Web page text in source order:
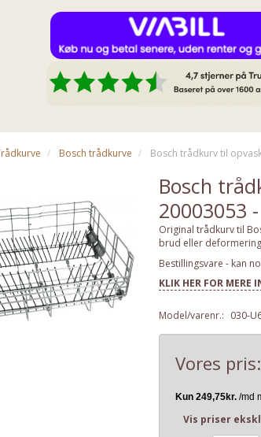
Bosch trådkurve Bosch trådkurv til
Bosch
20003053
Original trådkurv til
brud eller
Bestillingsvare - kan
KLIK HER FOR MERE
Model/varenr.: 030-
Vores pris:
Vis priser